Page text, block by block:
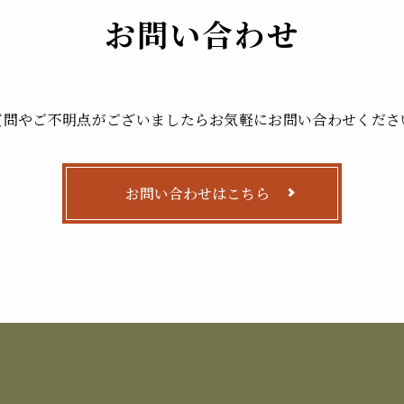
お問い合わせ
やご不明点がございましたらお気軽にお問い合わせくだ
お問い合わせはこちら